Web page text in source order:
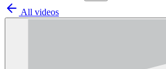
All videos